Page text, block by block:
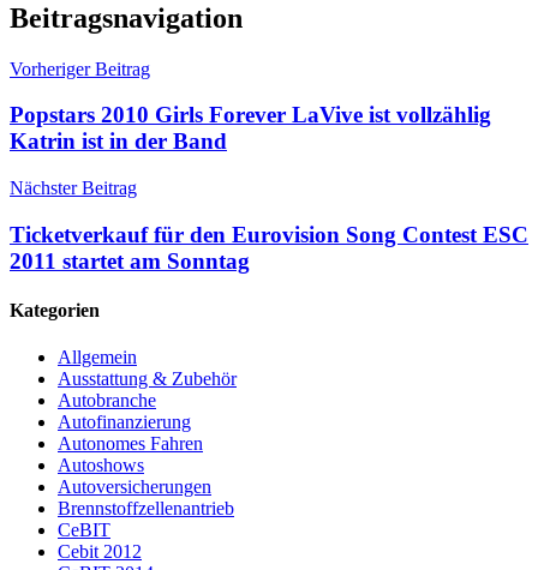
Beitragsnavigation
Vorheriger Beitrag
Popstars 2010 Girls Forever LaVive ist vollzählig
Katrin ist in der Band
Nächster Beitrag
Ticketverkauf für den Eurovision Song Contest ESC
2011 startet am Sonntag
Kategorien
Allgemein
Ausstattung & Zubehör
Autobranche
Autofinanzierung
Autonomes Fahren
Autoshows
Autoversicherungen
Brennstoffzellenantrieb
CeBIT
Cebit 2012